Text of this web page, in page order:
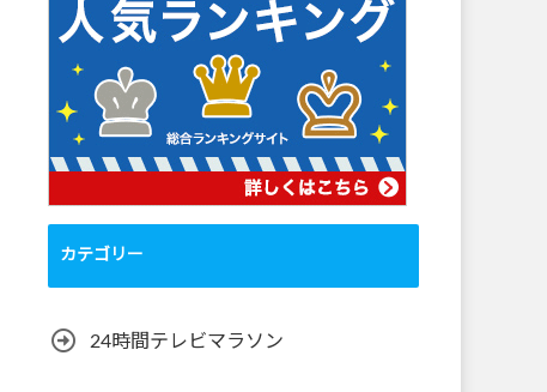
カテゴリー
24時間テレビマラソン